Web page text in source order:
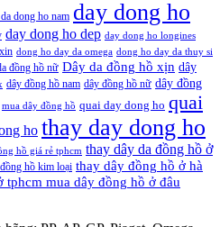
dong ho nam day dong ho
day dong ho dep day dong ho longines
dong ho day da omega dong ho day da thuy si
đồng hồ nữ Dây da đồng hồ xịn dây
dây đồng hồ nam dây đồng hồ nữ dây đồng
mua dây đồng hồ quai day dong ho quai
ho thay day dong ho
hồ giá rẻ tphcm thay dây da đồng hồ ở
hồ kim loại thay dây đồng hồ ở hà
tphcm mua dây đồng hồ ở đâu